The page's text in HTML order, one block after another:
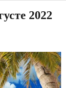
2022